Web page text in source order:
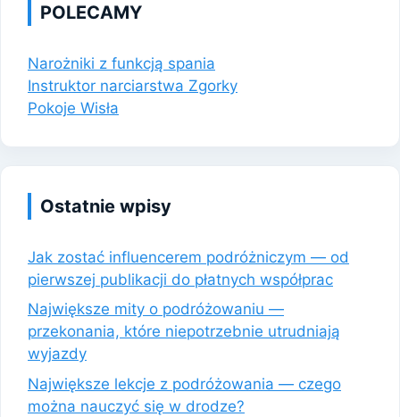
POLECAMY
Narożniki z funkcją spania
Instruktor narciarstwa Zgorky
Pokoje Wisła
Ostatnie wpisy
Jak zostać influencerem podróżniczym — od
pierwszej publikacji do płatnych współprac
Największe mity o podróżowaniu —
przekonania, które niepotrzebnie utrudniają
wyjazdy
Największe lekcje z podróżowania — czego
można nauczyć się w drodze?